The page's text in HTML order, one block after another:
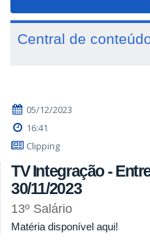
Central de
05/12/2023
16:41
Clipping
TV Integração -
30/11/2023
13º Salário
Matéria disponível aqui!